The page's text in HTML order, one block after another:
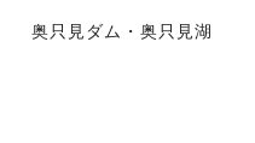
奥只見ダム・奥只見湖